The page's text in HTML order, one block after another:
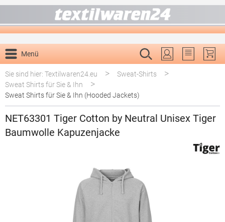
Menü
Du hast 0
Sie sind hier: Textilwaren24.eu
> Sweat-Shirts >
Sweat Shirts für Sie & Ihn >
Sweat Shirts für Sie & Ihn (Hooded Jackets)
NET63301 Tiger Cotton by Neutral Unisex Tiger
Baumwolle Kapuzenjacke